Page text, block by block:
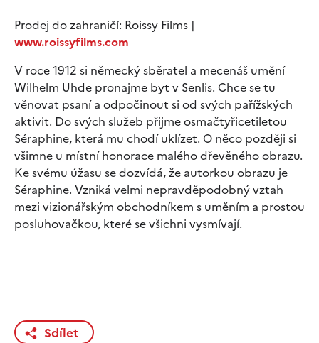
Prodej do zahraničí: Roissy Films |
www.roissyfilms.com
V roce 1912 si německý sběratel a mecenáš umění
Wilhelm Uhde pronajme byt v Senlis. Chce se tu
věnovat psaní a odpočinout si od svých pařížských
aktivit. Do svých služeb přijme osmačtyřicetiletou
Séraphine, která mu chodí uklízet. O něco později si
všimne u místní honorace malého dřevěného obrazu.
Ke svému úžasu se dozvídá, že autorkou obrazu je
Séraphine. Vzniká velmi nepravděpodobný vztah
mezi vizionářským obchodníkem s uměním a prostou
posluhovačkou, které se všichni vysmívají.
Sdílet